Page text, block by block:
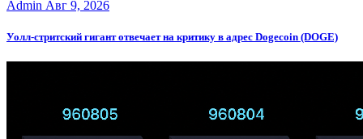
Admin Авг 9, 2026
Уолл-стритский гигант отвечает на критику в адрес Dogecoin (DOGE)